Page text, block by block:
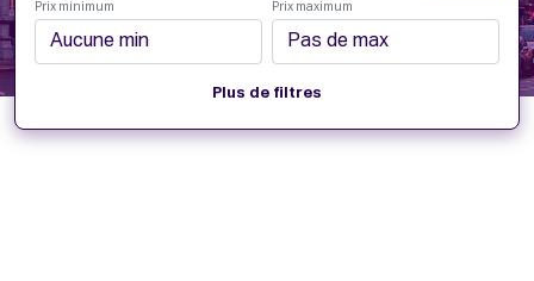
Prix minimum Prix maximum
Plus de filtres